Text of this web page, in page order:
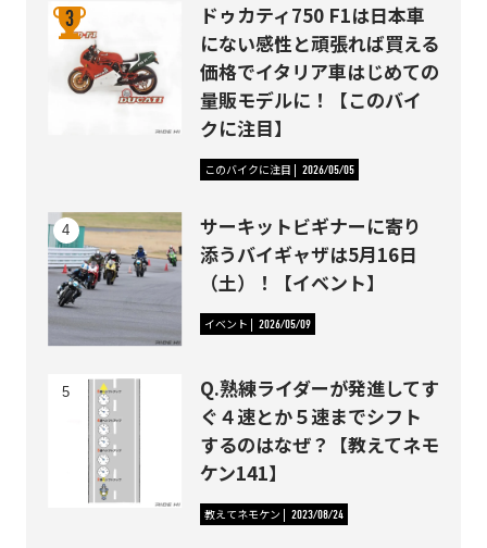
ドゥカティ750 F1は日本車
にない感性と頑張れば買える
価格でイタリア車はじめての
量販モデルに！【このバイ
クに注目】
このバイクに注目 2026/05/05
サーキットビギナーに寄り
添うバイギャザは5月16日
（土）！【イベント】
イベント 2026/05/09
Q.熟練ライダーが発進してす
ぐ４速とか５速までシフト
するのはなぜ？【教えてネモ
ケン141】
教えてネモケン 2023/08/24